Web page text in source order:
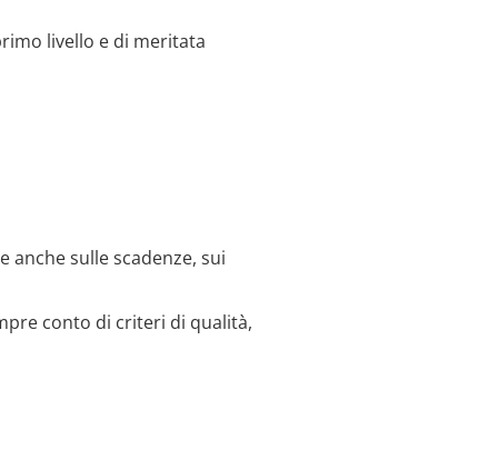
livello e di meritata
sulle scadenze, sui
conto di criteri di qualità,